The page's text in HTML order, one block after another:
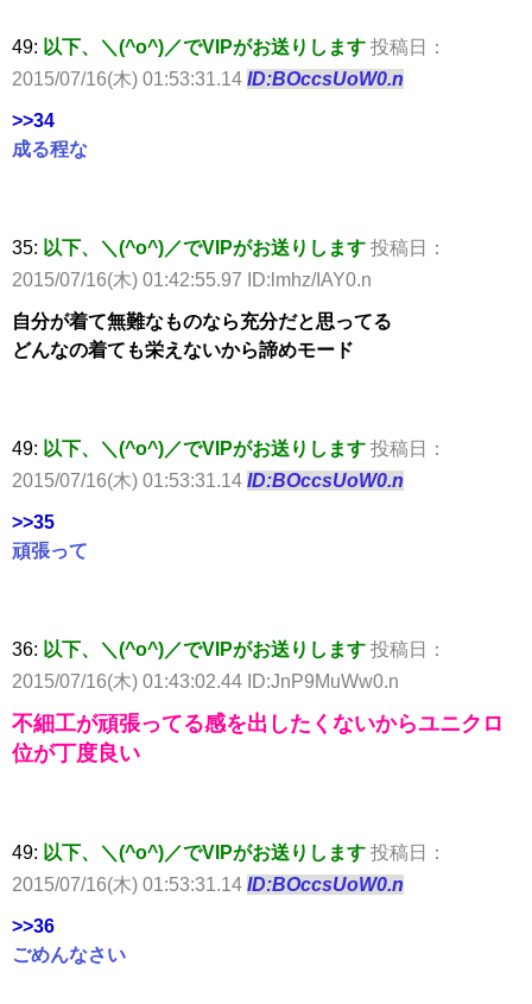
49: 以下、＼(^o^)／でVIPがお送りします 投稿日：
2015/07/16(木) 01:53:31.14 ID:BOccsUoW0.n
>>34
成る程な
35: 以下、＼(^o^)／でVIPがお送りします 投稿日：
2015/07/16(木) 01:42:55.97 ID:lmhz/IAY0.n
自分が着て無難なものなら充分だと思ってる
どんなの着ても栄えないから諦めモード
49: 以下、＼(^o^)／でVIPがお送りします 投稿日：
2015/07/16(木) 01:53:31.14 ID:BOccsUoW0.n
>>35
頑張って
36: 以下、＼(^o^)／でVIPがお送りします 投稿日：
2015/07/16(木) 01:43:02.44 ID:JnP9MuWw0.n
不細工が頑張ってる感を出したくないからユニクロ
位が丁度良い
49: 以下、＼(^o^)／でVIPがお送りします 投稿日：
2015/07/16(木) 01:53:31.14 ID:BOccsUoW0.n
>>36
ごめんなさい